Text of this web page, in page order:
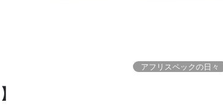
アフリスペックの日々